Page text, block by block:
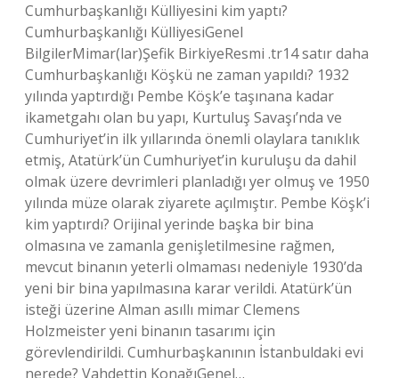
Cumhurbaşkanlığı Külliyesini kim yaptı?
Cumhurbaşkanlığı KülliyesiGenel
BilgilerMimar(lar)Şefik BirkiyeResmi .tr14 satır daha
Cumhurbaşkanlığı Köşkü ne zaman yapıldı? 1932
yılında yaptırdığı Pembe Köşk’e taşınana kadar
ikametgahı olan bu yapı, Kurtuluş Savaşı’nda ve
Cumhuriyet’in ilk yıllarında önemli olaylara tanıklık
etmiş, Atatürk’ün Cumhuriyet’in kuruluşu da dahil
olmak üzere devrimleri planladığı yer olmuş ve 1950
yılında müze olarak ziyarete açılmıştır. Pembe Köşk’i
kim yaptırdı? Orijinal yerinde başka bir bina
olmasına ve zamanla genişletilmesine rağmen,
mevcut binanın yeterli olmaması nedeniyle 1930’da
yeni bir bina yapılmasına karar verildi. Atatürk’ün
isteği üzerine Alman asıllı mimar Clemens
Holzmeister yeni binanın tasarımı için
görevlendirildi. Cumhurbaşkanının İstanbuldaki evi
nerede? Vahdettin KonağıGenel…